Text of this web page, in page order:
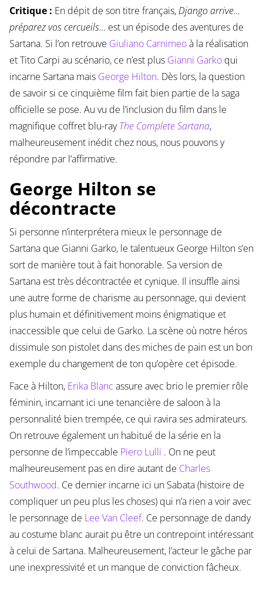
Critique : En dépit de son titre français,Django arrive…
préparez vos cercueils… est un épisode des aventures de
Sartana. Si l’on retrouve Giuliano Carnimeoà la réalisation
et Tito Carpi au scénario, ce n’est plus Gianni Garkoqui
incarne Sartana mais George Hilton. Dès lors, la question
de savoir si ce cinquième film fait bien partie de la saga
officielle se pose. Au vu de l’inclusion du film dans le
magnifique coffret blu-rayThe Complete Sartana,
malheureusement inédit chez nous, nous pouvons y
répondre par l’affirmative.
George Hilton se
décontracte
Si personne n’interprétera mieux le personnage de
Sartana que Gianni Garko, le talentueux George Hilton s’en
sort de manière tout à fait honorable. Sa version de
Sartana est très décontractée et cynique. Il insuffle ainsi
une autre forme de charisme au personnage, qui devient
plus humain et définitivement moins énigmatique et
inaccessible que celui de Garko. La scène où notre héros
dissimule son pistolet dans des miches de pain est un bon
exemple du changement de ton qu’opère cet épisode.
Face à Hilton, Erika Blanc assure avec brio le premier rôle
féminin, incarnant ici une tenancière de saloon à la
personnalité bien trempée, ce qui ravira ses admirateurs.
On retrouve également un habitué de la série en la
personne de l’impeccable Piero Lulli . On ne peut
malheureusement pas en dire autant de Charles
Southwood. Ce dernier incarne ici un Sabata (histoire de
compliquer un peu plus les choses) qui n’a rien a voir avec
le personnage de Lee Van Cleef. Ce personnage de dandy
au costume blanc aurait pu être un contrepoint intéressant
à celui de Sartana. Malheureusement, l’acteur le gâche par
une inexpressivité et un manque de conviction fâcheux.